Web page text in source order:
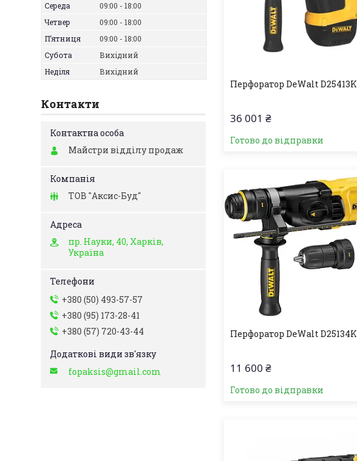
Перфоратор DeWalt D25413K
36 001 ₴
Готово до відправки
Перфоратор DeWalt D25134K
11 600 ₴
Готово до відправки
Середа
09:00
18:00
Четвер
09:00
18:00
Пʼятниця
09:00
18:00
Субота
Вихідний
Неділя
Вихідний
Контакти
Майстри відділу продаж
ТОВ "Аксис-Буд"
пр. Науки, 40, Харків,
Україна
+380 (50) 493-57-57
+380 (95) 173-28-41
+380 (57) 720-43-44
fopaksis@gmail.com